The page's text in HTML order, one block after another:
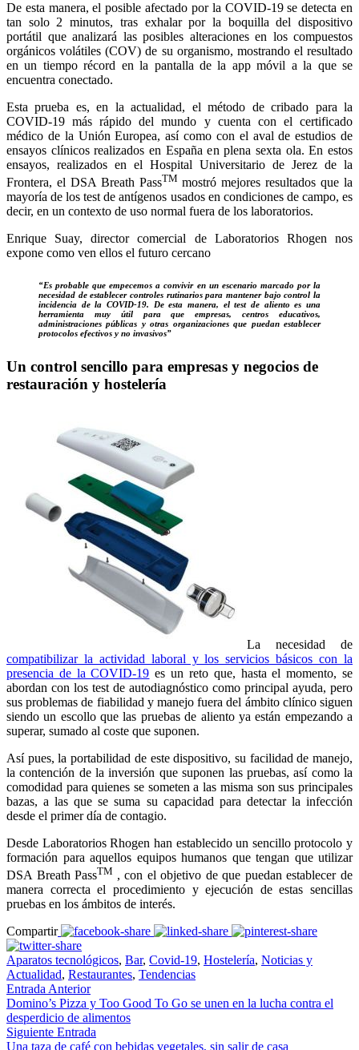
De esta manera, el posible afectado por la COVID-19 se detecta en
tan solo 2 minutos, tras exhalar por la boquilla del dispositivo
portátil que analizará las posibles alteraciones en los compuestos
orgánicos volátiles (COV) de su organismo, mostrando el resultado
en un tiempo récord en la pantalla de la app móvil a la que se
encuentra conectado.
Esta prueba es, en la actualidad, el método de cribado para la
COVID-19 más rápido del mundo y cuenta con el certificado
médico de la Unión Europea, así como con el aval de estudios de
ensayos clínicos realizados en España en plena sexta ola. En estos
ensayos, realizados en el Hospital Universitario de Jerez de la
Frontera, el DSA Breath PassTM mostró mejores resultados que la
mayoría de los test de antígenos usados en condiciones de campo, es
decir, en un contexto de uso normal fuera de los laboratorios.
Enrique Suay, director comercial de Laboratorios Rhogen nos
expone como ven ellos el futuro cercano
“Es probable que empecemos a convivir en un escenario marcado por la
necesidad de establecer controles rutinarios para mantener bajo control la
incidencia de la COVID-19. De esta manera, el test de aliento es una
herramienta muy útil para que empresas, centros educativos,
administraciones públicas y otras organizaciones que puedan establecer
protocolos efectivos y no invasivos”
Un control sencillo para empresas y negocios de
restauración y hostelería
La necesidad de
compatibilizar la actividad laboral y los servicios básicos con la
presencia de la COVID-19 es un reto que, hasta el momento, se
abordan con los test de autodiagnóstico como principal ayuda, pero
sus problemas de fiabilidad y manejo fuera del ámbito clínico siguen
siendo un escollo que las pruebas de aliento ya están empezando a
superar, sumado al coste que suponen.
Así pues, la portabilidad de este dispositivo, su facilidad de manejo,
la contención de la inversión que suponen las pruebas, así como la
comodidad para quienes se someten a las misma son sus principales
bazas, a las que se suma su capacidad para detectar la infección
desde el primer día de contagio.
Desde Laboratorios Rhogen han establecido un sencillo protocolo y
formación para aquellos equipos humanos que tengan que utilizar
DSA Breath PassTM , con el objetivo de que puedan establecer de
manera correcta el procedimiento y ejecución de estas sencillas
pruebas en los ámbitos de interés.
Compartir
Aparatos tecnológicos, Bar, Covid-19, Hostelería, Noticias y
Actualidad, Restaurantes, Tendencias
Entrada Anterior
Domino’s Pizza y Too Good To Go se unen en la lucha contra el
desperdicio de alimentos
Siguiente Entrada
Una taza de café con bebidas vegetales, sin salir de casa